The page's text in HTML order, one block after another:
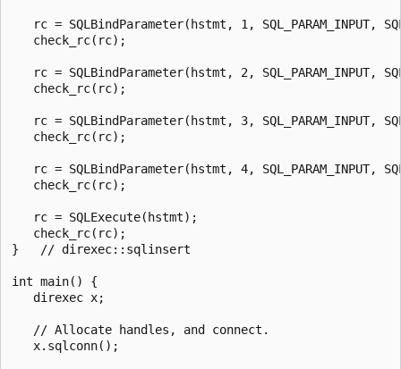
rc = SQLBindParameter(hstmt, 1, SQL_PARAM_INPUT,
   check_rc(rc);
rc = SQLBindParameter(hstmt, 2, SQL_PARAM_INPUT,
   check_rc(rc);
rc = SQLBindParameter(hstmt, 3, SQL_PARAM_INPUT,
   check_rc(rc);
rc = SQLBindParameter(hstmt, 4, SQL_PARAM_INPUT,
   check_rc(rc);
   rc = SQLExecute(hstmt);
   check_rc(rc);
}   // direxec::sqlinsert
int main() {
   direxec x;
   // Allocate handles, and connect.
   x.sqlconn();